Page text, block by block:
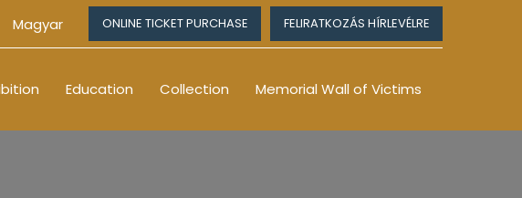
Magyar ONLINE TICKET PURCHASE FELIRATKOZÁS HÍRLEVÉLRE
Education Collection Memorial Wall of Victims